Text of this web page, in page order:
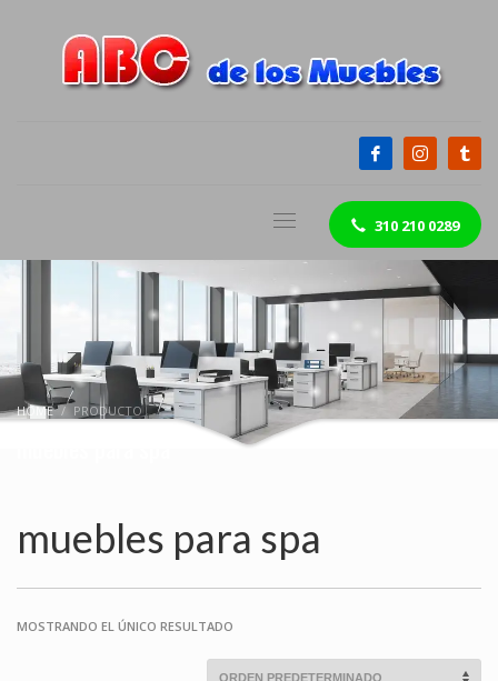
310 210 0289
HOME PRODUCTO
muebles para spa
MOSTRANDO EL ÚNICO RESULTADO